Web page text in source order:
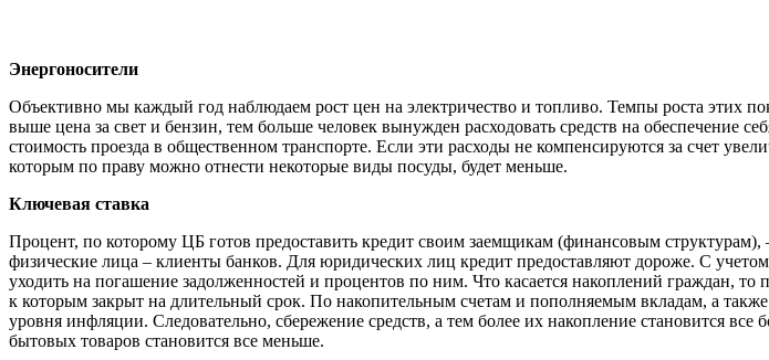
Энергоносители
Объективно мы каждый год наблюдаем рост цен на электричество и топливо. Темпы роста этих
выше цена за свет и бензин, тем больше человек вынужден расходовать средств на
стоимость проезда в общественном транспорте. Если эти расходы не компенсируются за счет
которым по праву можно отнести некоторые виды посуды, будет меньше.
Ключевая ставка
Процент, по которому ЦБ готов предоставить кредит своим заемщикам (финансовым структурам),
физические лица – клиенты банков. Для юридических лиц кредит предоставляют дороже. С
уходить на погашение задолженностей и процентов по ним. Что касается накоплений граждан,
к которым закрыт на длительный срок. По накопительным счетам и пополняемым вкладам, а
уровня инфляции. Следовательно, сбережение средств, а тем более их накопление становится
бытовых товаров становится все меньше.